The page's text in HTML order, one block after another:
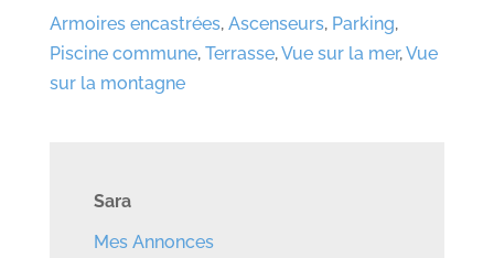
Armoires encastrées, Ascenseurs, Parking,
Piscine commune, Terrasse,Vue sur la mer,Vue
sur la montagne
Sara
Mes Annonces